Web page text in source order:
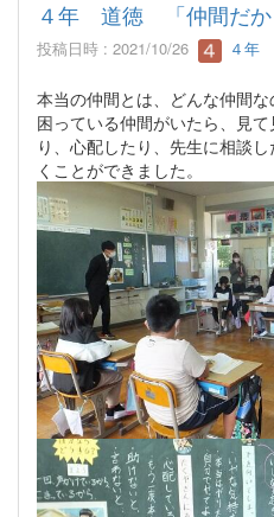
４年 道徳 「仲間だか
投稿日時 : 2021/10/26 ４年
本当の仲間とは、どんな仲間な
困っている仲間がいたら、見
り、心配したり、先生に相談
くことができました。